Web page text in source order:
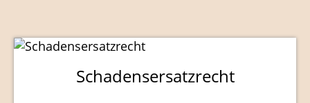
Schadensersatzrecht